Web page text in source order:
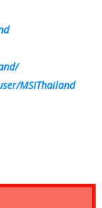
MSIThailand